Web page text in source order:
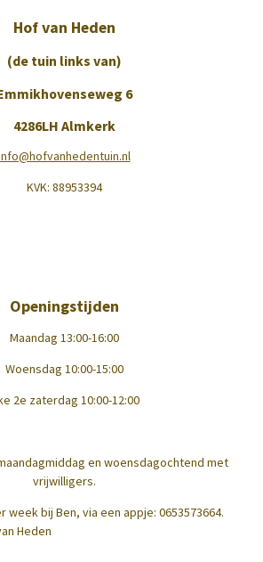
Hof van Heden
(de tuin links van)
6
4286LH Almkerk
KVK: 88953394
Openingstijden
Maandag 13:00-16:00
Woensdag 10:00-15:00
2e zaterdag 10:00-12:00
en woensdagochtend met
vrijwilligers.
week bij Ben, via een appje: 0653573664.
Heden